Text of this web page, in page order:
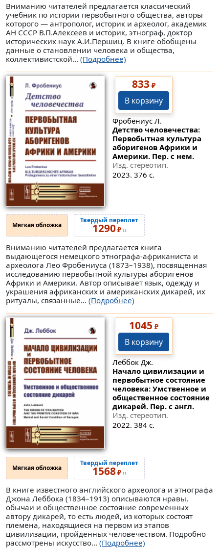
Вниманию читателей предлагается классический
учебник по истории первобытного общества, авторы
которого — антрополог, историк и археолог, академик
АН СССР В.П.Алексеев и историк, этнограф, доктор
исторических наук А.И.Першиц. В книге обобщены
данные о становлении человека и общества,
коллективистской... (Подробнее)
833₽
В корзину
Фробениус Л.
Детство человечества:
Первобытная культура
аборигенов Африки и
Америки. Пер. с нем.
Изд. стереотип.
2023. 376 с.
Мягкая обложка
Твердый переплет
1290₽››
Вниманию читателей предлагается книга
выдающегося немецкого этнографа-африканиста и
археолога Лео Фробениуса (1873–1938), посвященная
исследованию первобытной культуры аборигенов
Африки и Америки. Автор описывает язык, одежду и
украшения африканских и американских дикарей, их
ритуалы, связанные... (Подробнее)
1045 ₽
В корзину
Леббок Дж.
Начало цивилизации и
первобытное состояние
человека: Умственное и
общественное состояние
дикарей. Пер. с англ.
Изд. стереотип.
2022. 384 с.
Мягкая обложка
Твердый переплет
1568₽››
В книге известного английского археолога и этнографа
Джона Леббока (1834–1913) описываются нравы,
обычаи и общественное состояние современных
автору дикарей, то есть людей, из которых состоят
племена, находящиеся на первом из этапов
цивилизации, пройденных человечеством. Подробно
рассмотрены искусство... (Подробнее)